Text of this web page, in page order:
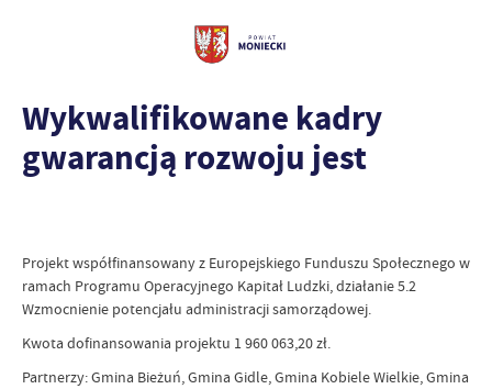
Wykwalifikowane kadry
gwarancją rozwoju jest
Projekt współfinansowany z Europejskiego Funduszu Społecznego w
ramach Programu Operacyjnego Kapitał Ludzki, działanie 5.2
Wzmocnienie potencjału administracji samorządowej.
Kwota dofinansowania projektu 1 960 063,20 zł.
Partnerzy: Gmina Bieżuń, Gmina Gidle, Gmina Kobiele Wielkie, Gmina